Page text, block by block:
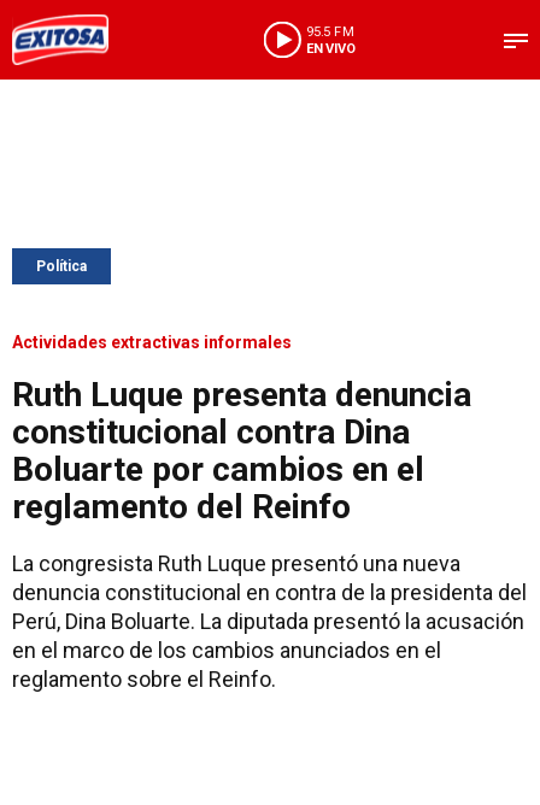
95.5 FM
EN VIVO
Política
Actividades extractivas informales
Ruth Luque presenta denuncia
constitucional contra Dina
Boluarte por cambios en el
reglamento del Reinfo
La congresista Ruth Luque presentó una nueva
denuncia constitucional en contra de la presidenta del
Perú, Dina Boluarte. La diputada presentó la acusación
en el marco de los cambios anunciados en el
reglamento sobre el Reinfo.